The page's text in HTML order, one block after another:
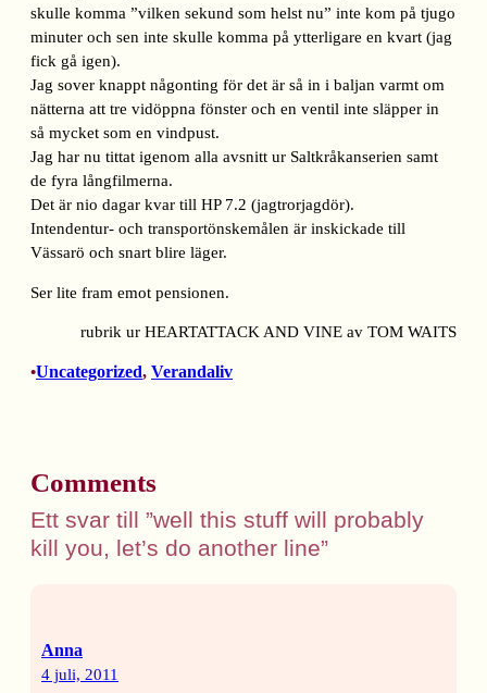
skulle komma ”vilken sekund som helst nu” inte kom på tjugo
minuter och sen inte skulle komma på ytterligare en kvart (jag
fick gå igen).
Jag sover knappt någonting för det är så in i baljan varmt om
nätterna att tre vidöppna fönster och en ventil inte släpper in
så mycket som en vindpust.
Jag har nu tittat igenom alla avsnitt ur Saltkråkanserien samt
de fyra långfilmerna.
Det är nio dagar kvar till HP 7.2 (jagtrorjagdör).
Intendentur- och transportönskemålen är inskickade till
Vässarö och snart blire läger.
Ser lite fram emot pensionen.
rubrik ur HEARTATTACK AND VINE av TOM WAITS
•Uncategorized, Verandaliv
Comments
Ett svar till ”well this stuff will probably
kill you, let’s do another line”
Anna
4 juli, 2011